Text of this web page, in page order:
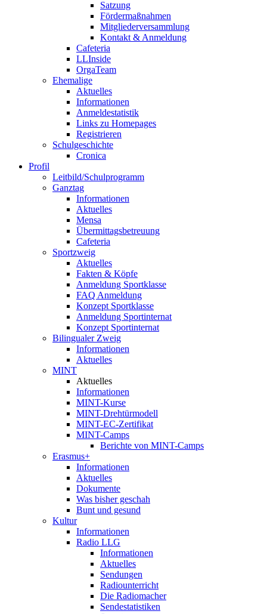
Satzung
Fördermaßnahmen
Mitgliederversammlung
Kontakt & Anmeldung
Cafeteria
LLInside
OrgaTeam
Ehemalige
Aktuelles
Informationen
Anmeldestatistik
Links zu Homepages
Registrieren
Schulgeschichte
Cronica
Profil
Leitbild/Schulprogramm
Ganztag
Informationen
Aktuelles
Mensa
Übermittagsbetreuung
Cafeteria
Sportzweig
Aktuelles
Fakten & Köpfe
Anmeldung Sportklasse
FAQ Anmeldung
Konzept Sportklasse
Anmeldung Sportinternat
Konzept Sportinternat
Bilingualer Zweig
Informationen
Aktuelles
MINT
Aktuelles
Informationen
MINT-Kurse
MINT-Drehtürmodell
MINT-EC-Zertifikat
MINT-Camps
Berichte von MINT-Camps
Erasmus+
Informationen
Aktuelles
Dokumente
Was bisher geschah
Bunt und gesund
Kultur
Informationen
Radio LLG
Informationen
Aktuelles
Sendungen
Radiounterricht
Die Radiomacher
Sendestatistiken